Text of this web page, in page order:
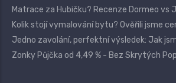
Matrace za Hubičku? Recenze Dormeo vs
Kolik stojí vymalování bytu? Ověřili jsme
Jedno zavolání, perfektní výsledek: Jak
Zonky Půjčka od 4,49 % - Bez Skrytých